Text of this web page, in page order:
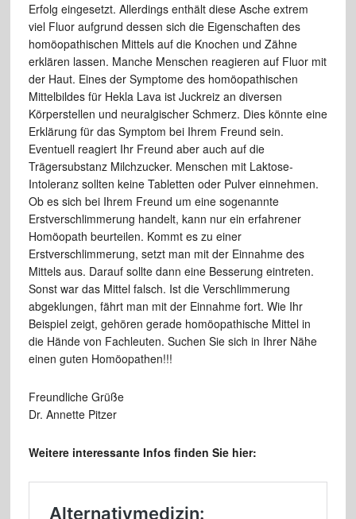
Erfolg eingesetzt. Allerdings enthält diese Asche extrem
viel Fluor aufgrund dessen sich die Eigenschaften des
homöopathischen Mittels auf die Knochen und Zähne
erklären lassen. Manche Menschen reagieren auf Fluor mit
der Haut. Eines der Symptome des homöopathischen
Mittelbildes für Hekla Lava ist Juckreiz an diversen
Körperstellen und neuralgischer Schmerz. Dies könnte eine
Erklärung für das Symptom bei Ihrem Freund sein.
Eventuell reagiert Ihr Freund aber auch auf die
Trägersubstanz Milchzucker. Menschen mit Laktose-
Intoleranz sollten keine Tabletten oder Pulver einnehmen.
Ob es sich bei Ihrem Freund um eine sogenannte
Erstverschlimmerung handelt, kann nur ein erfahrener
Homöopath beurteilen. Kommt es zu einer
Erstverschlimmerung, setzt man mit der Einnahme des
Mittels aus. Darauf sollte dann eine Besserung eintreten.
Sonst war das Mittel falsch. Ist die Verschlimmerung
abgeklungen, fährt man mit der Einnahme fort. Wie Ihr
Beispiel zeigt, gehören gerade homöopathische Mittel in
die Hände von Fachleuten. Suchen Sie sich in Ihrer Nähe
einen guten Homöopathen!!!
Freundliche Grüße
Dr. Annette Pitzer
Weitere interessante Infos finden Sie hier: